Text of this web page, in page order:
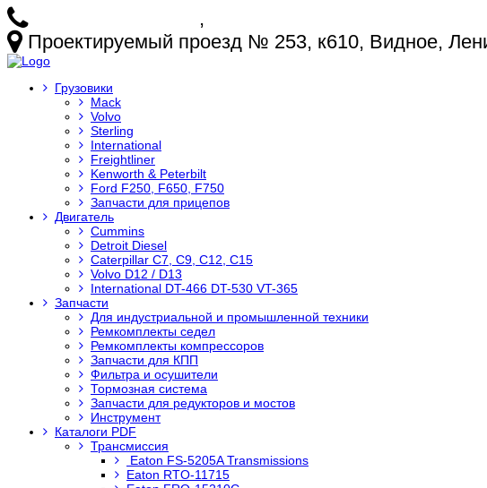
,
Проектируемый проезд № 253, к610, Видное,
Грузовики
Mack
Volvo
Sterling
International
Freightliner
Kenworth & Peterbilt
Ford F250, F650, F750
Запчасти для прицепов
Двигатель
Cummins
Detroit Diesel
Caterpillar C7, C9, C12, C15
Volvo D12 / D13
International DT-466 DT-530 VT-365
Запчасти
Для индустриальной и промышленной техники
Ремкомплекты седел
Ремкомплекты компрессоров
Запчасти для КПП
Фильтра и осушители
Тормозная система
Запчасти для редукторов и мостов
Инструмент
Каталоги PDF
Трансмиссия
Eaton FS-5205A Transmissions
Eaton RTO-11715